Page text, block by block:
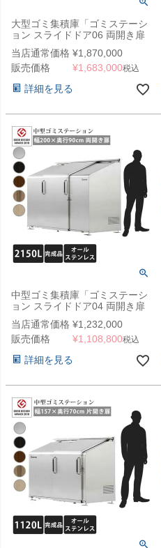
大型ゴミ集積庫「ゴミステーシ
ョン スライドドア06 両開き扉
ステンレス 5200L」 ※法人宛
配送限定、チャーター便
（SN）
当店通常価格 ¥1,870,000
販売価格
¥1,683,000税込
詳細を見る
中型ゴミ集積庫「ゴミステーシ
ョン スライドドア04 両開き扉
ステンレス 2150L」 ※法人宛
配送限定 （SN）
当店通常価格 ¥1,232,000
販売価格
¥1,108,800税込
詳細を見る